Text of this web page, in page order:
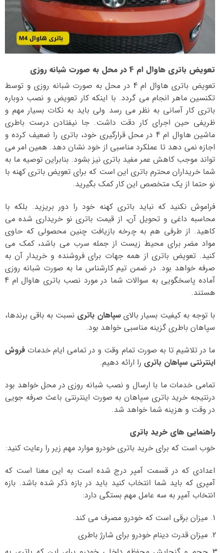
تعویض باتری هاوال ام 4 در محل به صورت شبانه روزی
تعویض باتری هاوال ام 4 در محل به صورت شبانه روزی و توسط
تکنسین ماهر انجام می گردد. با اینکه کار تعویض و نصب دوباره
باتری کار آسانی به نظر می رسد ولی باید به نکات بسیار مهم و
ظریفی حین اجرای کار دقت داشت. جا نیفتادن درست باطری
ماشین هاوال ام 4 در محل قرارگیری خود، باتری را ضعیف کرده و
اجازه نمی دهد تا عملکرد مناسبی از خود نشان دهد. همین امر می
تواند موجب کاهش عمر مفید باتری نیز بشود. بنابراین توصیه ما به
شما خریداران محترم باتری این است که برای تعویض باتری کهنه با
نو حتما از یک متخصص این کار کمک بگیرید.
فراموش نکنید که نباید باتری کهنه خود را دور بریزید. بلکه با
محاسبه داغی و تحویل آن، از قیمت باتری نو خریداری شده می
کاهید. از طرفی هم به چرخه بازیافت چنین محصولی که حاوی
مواد مضر برای محیط زیست از جمله سرب می باشد، کمک می
کنید. تعویض باتری از همه جهات برای فروشنده و خریدار آن به
صرفه خواهد بود. در ضمن تیم کارشناس ما به صورت شبانه روزی
آماده پاسخگویی به سوالات شما در مورد نصب باتری هاوال ام 4
هستند.
با توجه به کیفیت بسیار بالای سپاهان باتری نسبت به باقی برندها،
سپاهان باطری گزینه مناسبی خواهد بود.
ما در تلاشیم تا به صورت تمام وقت و در تمامی ایام خدمات فروش
اینترنتی سپاهان باتری را ارائه دهیم.
تمامی خدمات ما با ارسال و نصب شبانه روزی در محل خواهد بود
درنتیجه خرید باتری سپاهان به صورت اینترنتی باعث صرفه جویی
در وقت و هزینه شما خواهد شد.
راهنمایی های خرید باتری
خوب است که برای خرید باتری خودرو موارد مهم زیر را رعایت کنید:
اعدادی که در قسمت آمپر درج شده است به این معنا است که
آمپری که باید شما انتخاب کنید باید در بازه ذکر شده باشد. بازه
انتخاب آمپر به سه عامل مهم بستگی دارد:
میزان برقی است که خودرو مصرف می کند.
میزان قدرت دینام خودرو برای شارژ باطری